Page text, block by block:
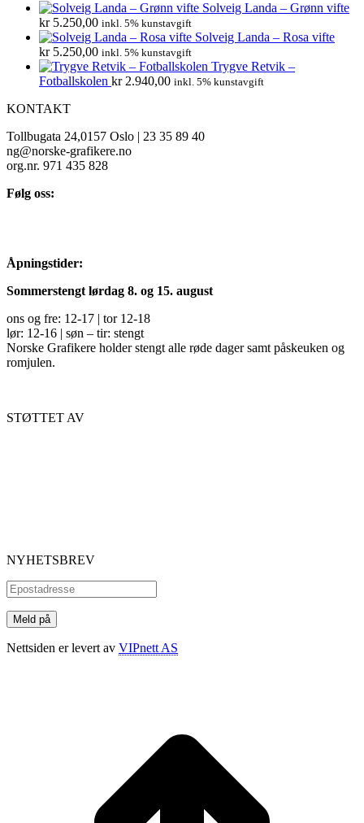
Solveig Landa – Grønn vifte
kr5.250,00 inkl. 5% kunstavgift
Solveig Landa – Rosa vifte
kr5.250,00 inkl. 5% kunstavgift
Trygve Retvik –
Fotballskolen kr2.940,00 inkl. 5% kunstavgift
KONTAKT
Tollbugata 24,0157 Oslo | 23 35 89 40
ng@norske-grafikere.no
org.nr. 971 435 828
Følg oss:
Åpningstider:
Sommerstengt lørdag 8. og 15. august
ons og fre: 12-17 | tor 12-18
lør: 12-16 | søn – tir: stengt
Norske Grafikere holder stengt alle røde dager samt påskeuken og
romjulen.
STØTTET AV
NYHETSBREV
Nettsiden er levert av VIPnett AS